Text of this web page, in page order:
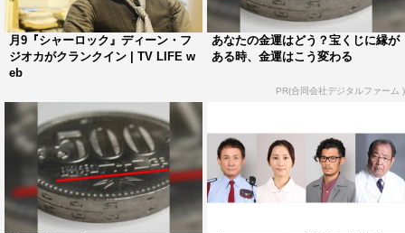
スペンスドラマとは違って、『シャーロック』はコミカル
な演出や掛け合いが見どころの一つになるんじゃないかと
思っています。ボケとツッコミができるような楽しいコン
ビをディーンさんと築いていけたらいいですね。原作ファ
ンもたくさんいらっしゃる作品ですので、リスペクトの気
持ちを忘れずに、“自分たちらしさ”を表現していけたらと
思っています」と語っている。
月9『シャーロック』ディーン・フ
ジオカがクランクイン | TV LIFE w
eb
あなたの金運はどう？宝くじに縁が
ある時、金運はこう変わる
PR(合同会社デジタルファーム )